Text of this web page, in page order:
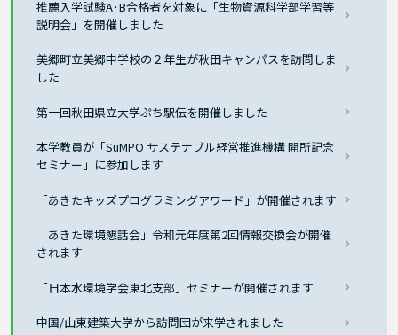
推薦入学試験A･B合格者を対象に「生物資源科学部学習等
説明会」を開催しました
美郷町立美郷中学校の２年生が秋田キャンパスを訪問しま
した
第一回秋田県立大学ぷち駅伝を開催しました
本学教員が「SuMPO サステナブル経営推進機構 開所記念
セミナー」に参加します
「あきたキッズプログラミングアワード」が開催されます
「あきた環境懇話会」令和元年度第2回情報交換会が開催
されます
「日本水環境学会東北支部」セミナーが開催されます
中国/山東建築大学から訪問団が来学されました